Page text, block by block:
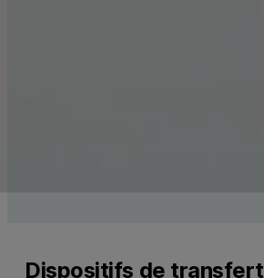
Dispositifs de transfert